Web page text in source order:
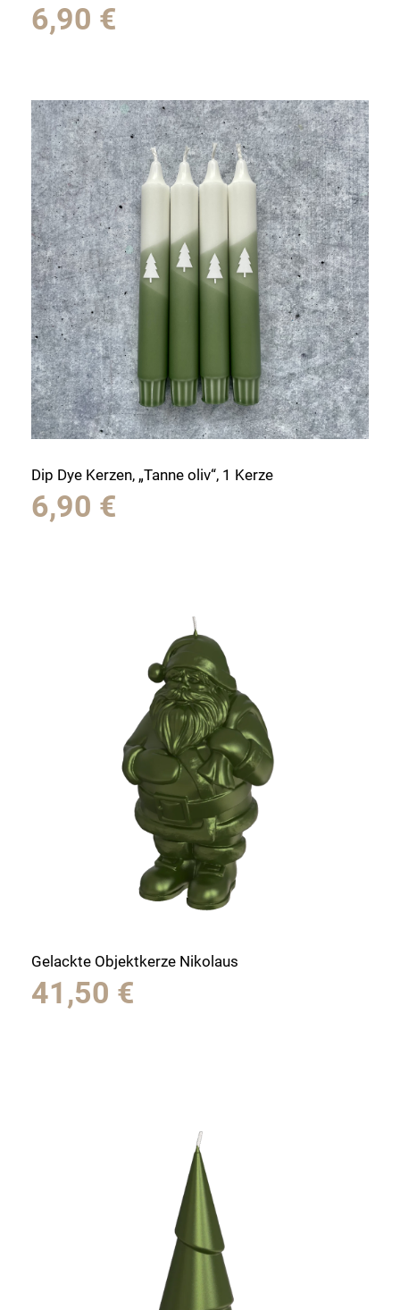
6,90 €
Dip Dye Kerzen, „Tanne oliv“, 1 Kerze
6,90 €
Gelackte Objektkerze Nikolaus
41,50 €